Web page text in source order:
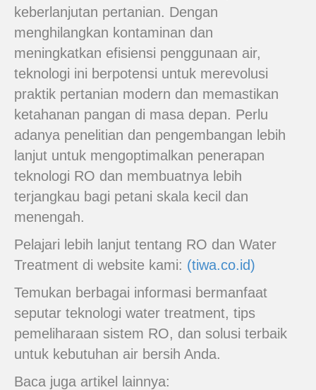
keberlanjutan pertanian. Dengan
menghilangkan kontaminan dan
meningkatkan efisiensi penggunaan air,
teknologi ini berpotensi untuk merevolusi
praktik pertanian modern dan memastikan
ketahanan pangan di masa depan. Perlu
adanya penelitian dan pengembangan lebih
lanjut untuk mengoptimalkan penerapan
teknologi RO dan membuatnya lebih
terjangkau bagi petani skala kecil dan
menengah.
Pelajari lebih lanjut tentang RO dan Water
Treatment di website kami: (tiwa.co.id)
Temukan berbagai informasi bermanfaat
seputar teknologi water treatment, tips
pemeliharaan sistem RO, dan solusi terbaik
untuk kebutuhan air bersih Anda.
Baca juga artikel lainnya: